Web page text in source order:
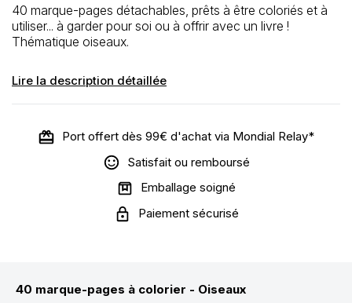
40 marque-pages détachables, prêts à être coloriés et à
utiliser... à garder pour soi ou à offrir avec un livre !
Thématique oiseaux.
Lire la description détaillée
Port offert dès 99€ d'achat via Mondial Relay*
Satisfait ou remboursé
Emballage soigné
Paiement sécurisé
40 marque-pages à colorier - Oiseaux